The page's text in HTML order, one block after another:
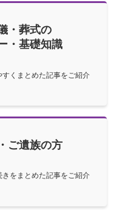
・葬式の
・基礎知識
くまとめた記事をご紹介
ご遺族の方
をまとめた記事をご紹介